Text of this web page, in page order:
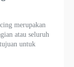
merupakan
atau seluruh
untuk